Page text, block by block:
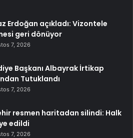
Erdoğan açıkladı: Vizontele
geri dönüyor
7, 2026
Başkanı Albayrak İrtikap
Tutuklandı
7, 2026
resmen haritadan silindi: Halk
edildi
7, 2026